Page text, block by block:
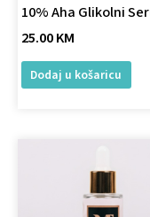
10% Aha Glikolni
25.00KM
Dodaj u košaricu